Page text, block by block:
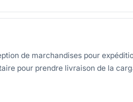
de marchandises pour
pour prendre livraison de la